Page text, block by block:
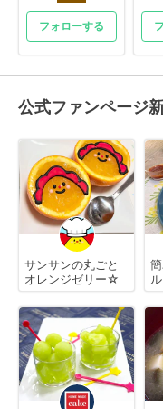
フォローする
公式ファンページ
サンサンの丸ごと
オレンジゼリー☆
ル